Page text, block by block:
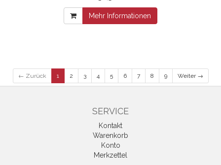
Mehr Informationen
← Zurück 1 2 3 4 5 6 7 8 9 Weiter →
SERVICE
Kontakt
Warenkorb
Konto
Merkzettel